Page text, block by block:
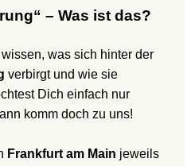
– Was ist das?
was sich hinter der
verbirgt und wie sie
Dich einfach nur
komm doch zu uns!
Frankfurt am Main jeweils